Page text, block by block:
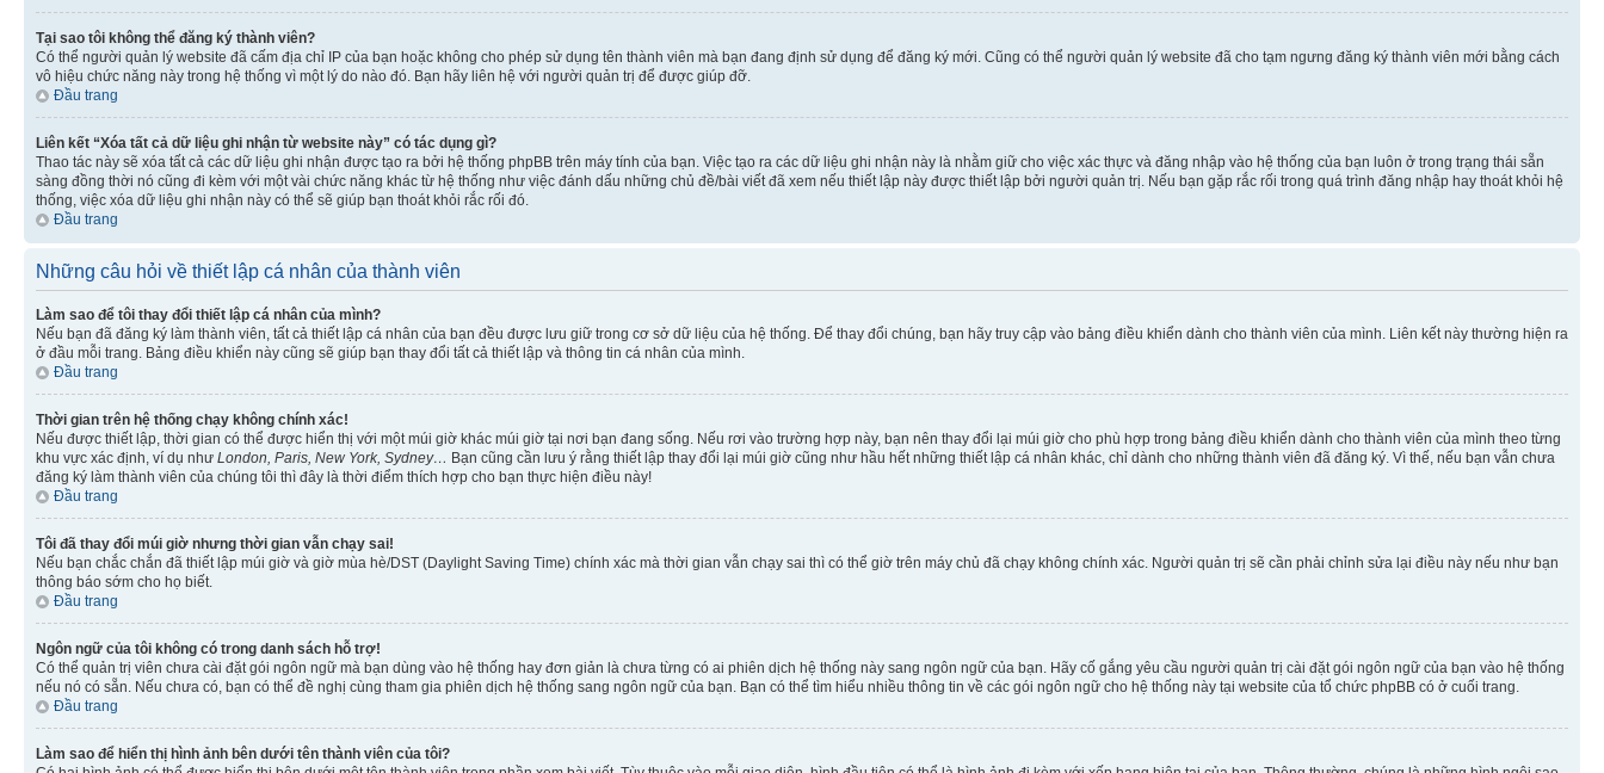
Tại sao tôi không thể đăng ký thành viên?
Có thể người quản lý website đã cấm địa chỉ IP của bạn hoặc không cho phép sử dụng tên thành viên mà bạn đang định sử dụng để đăng ký mới. Cũng có thể người quản lý website đã cho tạm ngưng đăng ký thành viên mới bằng cách
vô hiệu chức năng này trong hệ thống vì một lý do nào đó. Bạn hãy liên hệ với người quản trị để được giúp đỡ.
Đầu trang
Liên kết “Xóa tất cả dữ liệu ghi nhận từ website này” có tác dụng gì?
Thao tác này sẽ xóa tất cả các dữ liệu ghi nhận được tạo ra bởi hệ thống phpBB trên máy tính của bạn. Việc tạo ra các dữ liệu ghi nhận này là nhằm giữ cho việc xác thực và đăng nhập vào hệ thống của bạn luôn ở trong trạng thái sẵn
sàng đồng thời nó cũng đi kèm với một vài chức năng khác từ hệ thống như việc đánh dấu những chủ đề/bài viết đã xem nếu thiết lập này được thiết lập bởi người quản trị. Nếu bạn gặp rắc rối trong quá trình đăng nhập hay thoát khỏi hệ
thống, việc xóa dữ liệu ghi nhận này có thể sẽ giúp bạn thoát khỏi rắc rối đó.
Đầu trang
Những câu hỏi về thiết lập cá nhân của thành viên
Làm sao để tôi thay đổi thiết lập cá nhân của mình?
Nếu bạn đã đăng ký làm thành viên, tất cả thiết lập cá nhân của bạn đều được lưu giữ trong cơ sở dữ liệu của hệ thống. Để thay đổi chúng, bạn hãy truy cập vào bảng điều khiển dành cho thành viên của mình. Liên kết này thường hiện ra
ở đầu mỗi trang. Bảng điều khiển này cũng sẽ giúp bạn thay đổi tất cả thiết lập và thông tin cá nhân của mình.
Đầu trang
Thời gian trên hệ thống chạy không chính xác!
Nếu được thiết lập, thời gian có thể được hiển thị với một múi giờ khác múi giờ tại nơi bạn đang sống. Nếu rơi vào trường hợp này, bạn nên thay đổi lại múi giờ cho phù hợp trong bảng điều khiển dành cho thành viên của mình theo từng
khu vực xác định, ví dụ như London, Paris, New York, Sydney… Bạn cũng cần lưu ý rằng thiết lập thay đổi lại múi giờ cũng như hầu hết những thiết lập cá nhân khác, chỉ dành cho những thành viên đã đăng ký. Vì thế, nếu bạn vẫn chưa
đăng ký làm thành viên của chúng tôi thì đây là thời điểm thích hợp cho bạn thực hiện điều này!
Đầu trang
Tôi đã thay đổi múi giờ nhưng thời gian vẫn chạy sai!
Nếu bạn chắc chắn đã thiết lập múi giờ và giờ mùa hè/DST (Daylight Saving Time) chính xác mà thời gian vẫn chạy sai thì có thể giờ trên máy chủ đã chạy không chính xác. Người quản trị sẽ cần phải chỉnh sửa lại điều này nếu như bạn
thông báo sớm cho họ biết.
Đầu trang
Ngôn ngữ của tôi không có trong danh sách hỗ trợ!
Có thể quản trị viên chưa cài đặt gói ngôn ngữ mà bạn dùng vào hệ thống hay đơn giản là chưa từng có ai phiên dịch hệ thống này sang ngôn ngữ của bạn. Hãy cố gắng yêu cầu người quản trị cài đặt gói ngôn ngữ của bạn vào hệ thống
nếu nó có sẵn. Nếu chưa có, bạn có thể đề nghị cùng tham gia phiên dịch hệ thống sang ngôn ngữ của bạn. Bạn có thể tìm hiểu nhiều thông tin về các gói ngôn ngữ cho hệ thống này tại website của tổ chức phpBB có ở cuối trang.
Đầu trang
Làm sao để hiển thị hình ảnh bên dưới tên thành viên của tôi?